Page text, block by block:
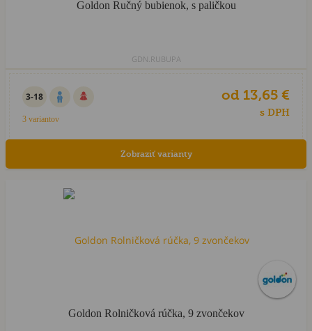
Goldon Ručný bubienok, s paličkou
GDN.RUBUPA
3-18
3 variantov
od 13,65 €
s DPH
Zobraziť varianty
Goldon Rolničková rúčka, 9 zvončekov